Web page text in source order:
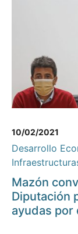
10/02/2021
Desarrollo
Mazón
Diputación
ayudas por